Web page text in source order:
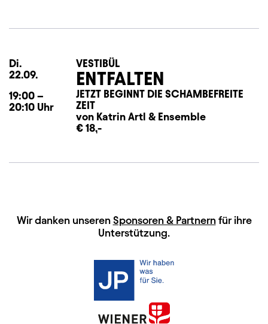
Di.
22.09.
19:00 –
20:10 Uhr
VESTIBÜL
ENTFALTEN
JETZT BEGINNT DIE SCHAMBEFREITE
ZEIT
von Katrin Artl & Ensemble
€ 18,-
HAUPTSPONSOREN
Wir danken unseren Sponsoren & Partnernfür ihre
Unterstützung.